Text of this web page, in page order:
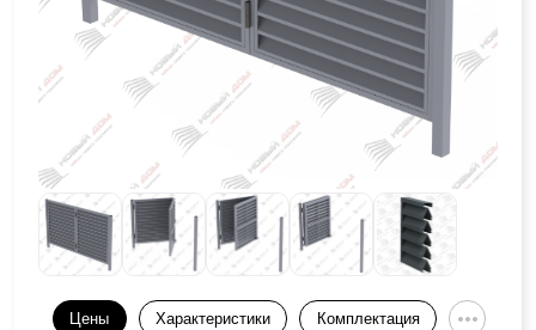
Цены Характеристики Комплектация